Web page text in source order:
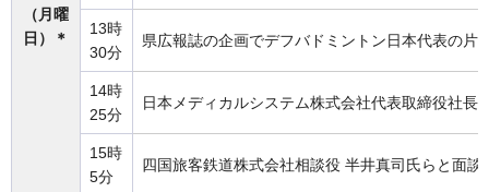
（月曜
日）＊
13時
30分
県広報誌の企画でデフバドミントン日本代表の片
14時
25分
日本メディカルシステム株式会社代表取締役社長
15時
5分
四国旅客鉄道株式会社相談役 半井真司氏らと面談